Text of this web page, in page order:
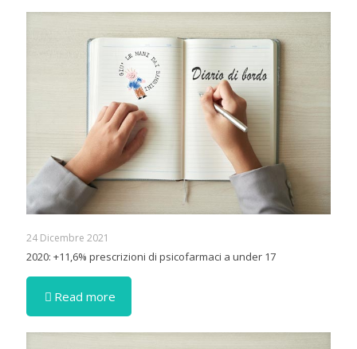
24 Dicembre 2021
2020: +11,6% prescrizioni di psicofarmaci a under 17
Read more